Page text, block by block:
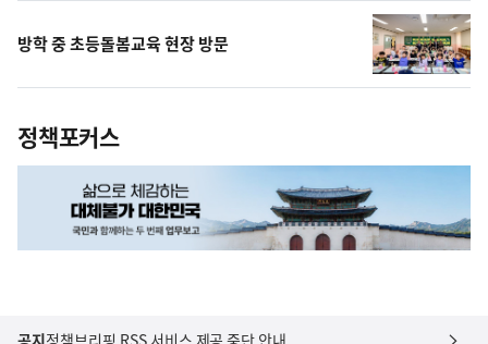
방학 중 초등돌봄교육 현장 방문
정책포커스